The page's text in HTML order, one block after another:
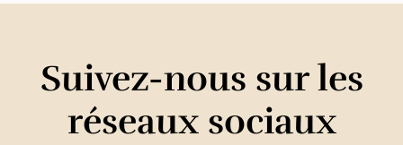
Suivez-nous sur les
réseaux sociaux